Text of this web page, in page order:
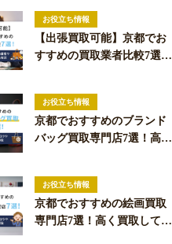
お役立ち情報
【出張買取可能】京都でお
すすめの買取業者比較7選！
お役立ち情報
京都でおすすめのブランド
バッグ買取専門店7選！高く
お役立ち情報
京都でおすすめの絵画買取
専門店7選！高く買取しても